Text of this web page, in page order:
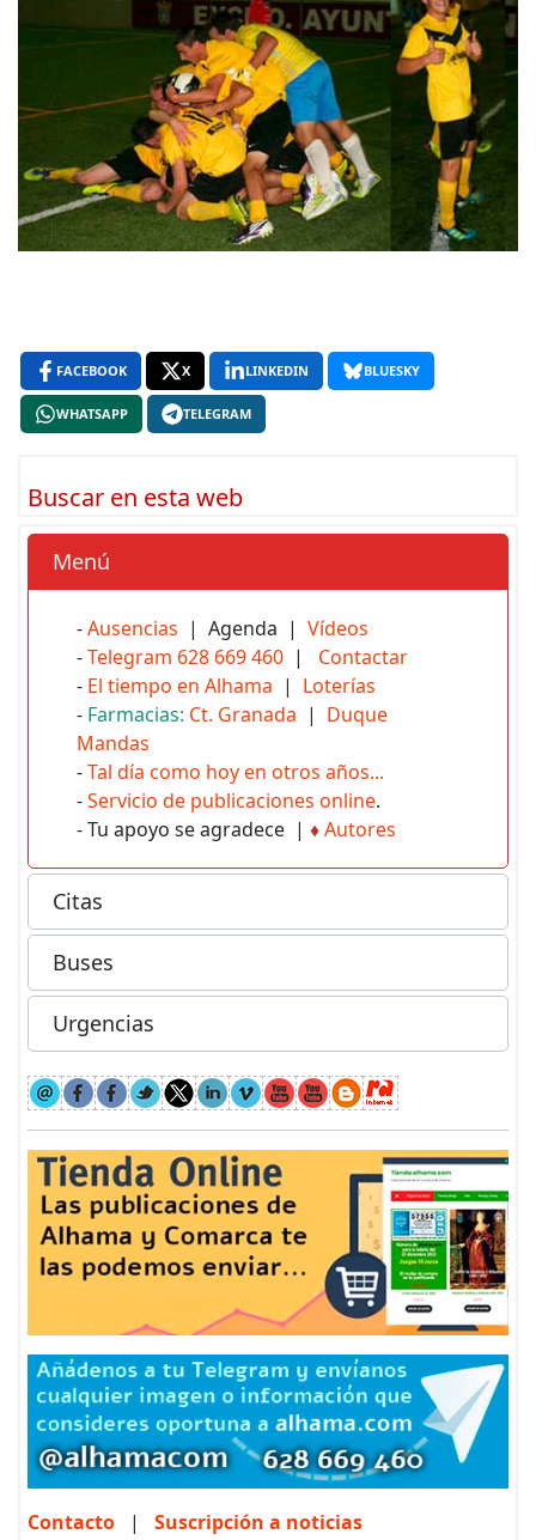
FACEBOOK X LINKEDIN BLUESKY
WHATSAPP TELEGRAM
Buscar en esta web
Menú
-Ausencias | Agenda | Vídeos
-Telegram 628 669 460 | Contactar
- El tiempo en Alhama | Loterías
- Farmacias: Ct. Granada | Duque
Mandas
-Tal día como hoy en otros años...
-Servicio de publicaciones online.
- Tu apoyo se agradece | ♦Autores
Citas
Buses
Urgencias
Contacto | Suscripción a noticias